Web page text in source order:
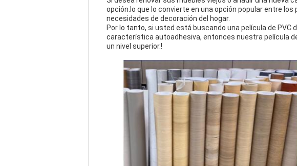
opción.lo que lo convierte en una opción popular entre
necesidades de decoración del hogar.
Por lo tanto, si usted está buscando una película de PVC
característica autoadhesiva, entonces nuestra película
un nivel superior.!